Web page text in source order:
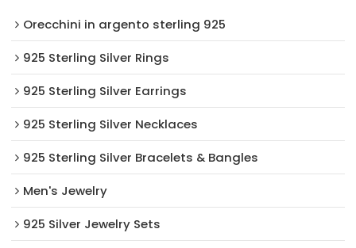
Orecchini in argento sterling 925
925 Sterling Silver Rings
925 Sterling Silver Earrings
925 Sterling Silver Necklaces
925 Sterling Silver Bracelets & Bangles
Men's Jewelry
925 Silver Jewelry Sets